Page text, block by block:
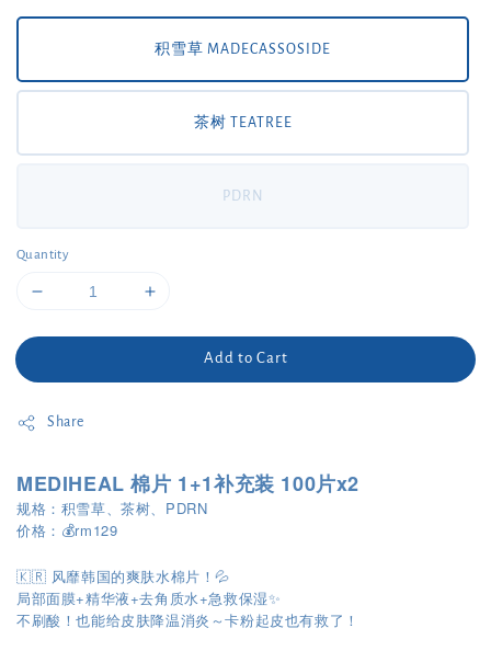
积雪草 MADECASSOSIDE
茶树 TEATREE
PDRN
Quantity
Add to Cart
Share
MEDIHEAL 棉片 1+1补充装 100片x2
规格：积雪草、茶树、PDRN
价格：💰rm129
🇰🇷 风靡韩国的爽肤水棉片！💦
局部面膜+精华液+去角质水+急救保湿✨
不刷酸！也能给皮肤降温消炎～卡粉起皮也有救了！